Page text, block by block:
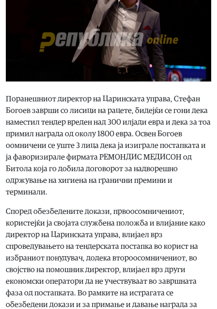
Поранешниот директор на Царинската управа, Стефан
Богоев заврши со лисици на рацете, бидејќи се гони дека
наместил тендер вреден над 300 илјади евра и дека за тоа
примил награда од околу 1800 евра. Освен Богоев
оомничени се уште 3 лица дека ја изиграле постапката и
ја фаворизирале фирмата РЕМОНДИС МЕДИСОН од
Битола која го добила договорот за надворешно
одржување на хигиена на гранични премини и
терминали.
Според обезбедените докази, првоосомничениот,
користејќи ја својата службена положба и влијание како
директор на Царинската управа, влијаел врз
спроведувањето на тендерската постапка во корист на
избраниот понудувач, додека второосомничениот, во
својство на помошник директор, влијаел врз други
економски оператори да не учествуваат во завршната
фаза од постапката. Во рамките на истрагата се
обезбедени докази и за примање и давање награда за